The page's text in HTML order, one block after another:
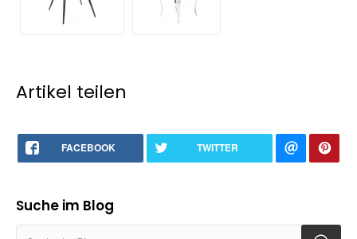
Artikel teilen
FACEBOOK TWITTER
Suche im Blog